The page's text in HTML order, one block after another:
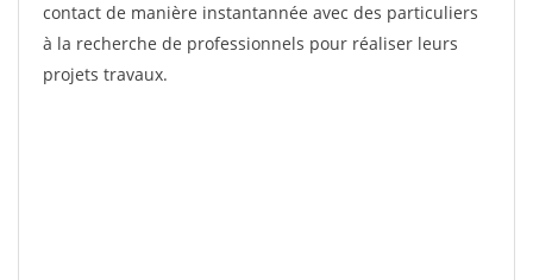
contact de manière instantannée avec des particuliers
à la recherche de professionnels pour réaliser leurs
projets travaux.